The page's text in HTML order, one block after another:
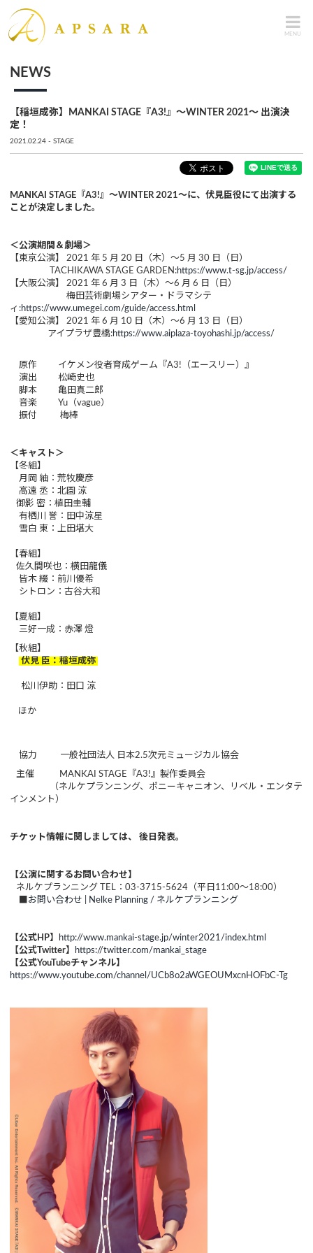
MENU
NEWS
【稲垣成弥】MANKAI STAGE『A3!』～WINTER 2021～ 出演決
定！
2021.02.24 STAGE
MANKAI STAGE『A3!』～WINTER 2021～に、伏見臣役にて出演する
ことが決定しました。
＜公演期間＆劇場＞
【東京公演】 2021 年 5 月 20 日（木）～5 月 30 日（日）
TACHIKAWA STAGE GARDEN:https://www.t-sg.jp/access/
【大阪公演】 2021 年 6 月 3 日（木）～6 月 6 日（日）
梅田芸術劇場シアター・ドラマシテ
ィ:https://www.umegei.com/guide/access.html
【愛知公演】 2021 年 6 月 10 日（木）～6 月 13 日（日）
アイプラザ豊橋:https://www.aiplaza-toyohashi.jp/access/
原作 イケメン役者育成ゲーム『A3!（エースリー）』
演出 松崎史也
脚本 亀田真二郎
音楽 Yu（vague）
振付 梅棒
＜キャスト＞
【冬組】
月岡 紬：荒牧慶彦
高遠 丞：北園 涼
御影 密：植田圭輔
有栖川 誉：田中涼星
雪白 東：上田堪大
【春組】
佐久間咲也：横田龍儀
皆木 綴：前川優希
シトロン：古谷大和
【夏組】
三好一成：赤澤 燈
【秋組】
伏見 臣：稲垣成弥
松川伊助：田口 涼
ほか
協力 一般社団法人 日本2.5次元ミュージカル協会
主催 MANKAI STAGE『A3!』製作委員会
（ネルケプランニング、ポニーキャニオン、リベル・エンタテ
インメント）
チケット情報に関しましては、 後日発表。
【公演に関するお問い合わせ】
ネルケプランニング TEL：03-3715-5624（平日11:00～18:00）
お問い合わせ | Nelke Planning / ネルケプランニング
【公式HP】
http://www.mankai-stage.jp/winter2021/index.html
【公式Twitter】
https://twitter.com/mankai_stage
【公式YouTubeチャンネル】
https://www.youtube.com/channel/UCb8o2aWGEOUMxcnHOFbC-Tg